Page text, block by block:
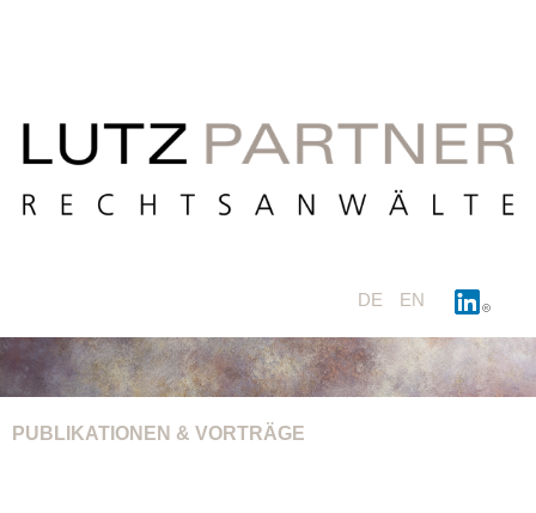
DE EN
PUBLIKATIONEN & VORTRÄGE